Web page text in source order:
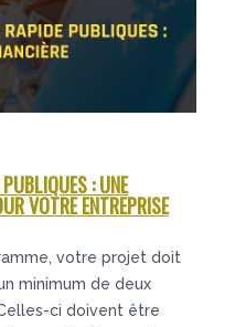
: UNE
VOTRE ENTREPRISE
votre projet doit
minimum de deux
ci doivent être